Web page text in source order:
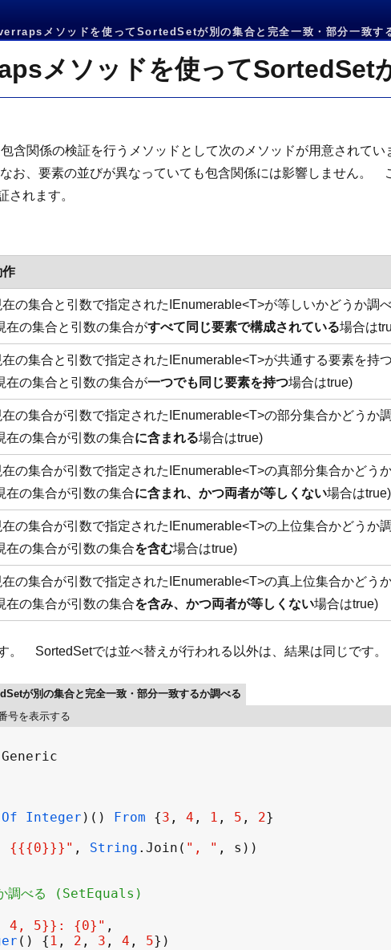
メソッドを使ってSortedSetが別の集合と完全一致・部分一致す
含関係の検証を行うメソッドとして次のメソッドが用意されて
お、要素の並びが異なっていても包含関係には影響しません。
されます。
作
在の集合と引数で指定されたIEnumerable<T>が等しいかどうか調
在の集合と引数の集合がすべて同じ要素で構成されている場合は
在の集合と引数で指定されたIEnumerable<T>が共通する要素を持
在の集合と引数の集合が一つでも同じ要素を持つ場合はtrue)
在の集合が引数で指定されたIEnumerable<T>の部分集合かどうか
在の集合が引数の集合に含まれる場合はtrue)
在の集合が引数で指定されたIEnumerable<T>の真部分集合かどう
在の集合が引数の集合に含まれ、かつ両者が等しくない場合はtrue)
在の集合が引数で指定されたIEnumerable<T>の上位集合かどうか
在の集合が引数の集合を含む場合はtrue)
在の集合が引数で指定されたIEnumerable<T>の真上位集合かどう
在の集合が引数の集合を含み、かつ両者が等しくない場合はtrue)
。 SortedSetでは並べ替えが行われる以外は、結果は同じです。
が別の集合と完全一致・部分一致するか調べる
号を表示する
Generic
Of Integer )() From {3 , 4 , 1 , 5 , 2
{{{0}}}" , String . Join ( ", " , s
調べる (SetEquals)
4, 5}}: {0}"
() { 1 , 2 , 3 , 4 , 5